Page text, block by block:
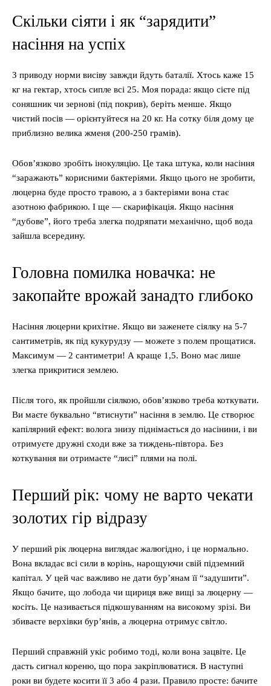
Скільки сіяти і як “зарядити”
насіння на успіх
З приводу норми висіву завжди йдуть баталії. Хтось каже 15
кг на гектар, хтось сипле всі 25. Моя порада: якщо сієте під
соняшник чи зернові (під покрив), беріть менше. Якщо
чистий посів — орієнтуйтеся на 20 кг. На сотку біля дому це
приблизно велика жменя (200-250 грамів).
Обов’язково зробіть інокуляцію. Це така штука, коли насіння
“заражають” корисними бактеріями. Якщо цього не зробити,
люцерна буде просто травою, а з бактеріями вона стає
азотною фабрикою. І ще — скарифікація. Якщо насіння
“дубове”, його треба злегка подряпати механічно, щоб вода
зайшла всередину.
Головна помилка новачка: не
закопайте врожай занадто глибоко
Насіння люцерни крихітне. Якщо ви заженете сіялку на 5-7
сантиметрів, як під кукурудзу — можете з полем прощатися.
Максимум — 2 сантиметри! А краще 1,5. Воно має лише
злегка прикритися землею.
Після того, як пройшли сіялкою, обов’язково треба коткувати.
Ви маєте буквально “втиснути” насіння в землю. Це створює
капілярний ефект: волога знизу піднімається до насінини, і ви
отримуєте дружні сходи вже за тиждень-півтора. Без
коткування ви отримаєте “лисі” плями на полі.
Перший рік: чому не варто чекати
золотих гір відразу
У перший рік люцерна виглядає жалюгідно, і це нормально.
Вона вкладає всі сили в корінь, нарощуючи свій підземний
капітал. У цей час важливо не дати бур’янам її “задушити”.
Якщо бачите, що лобода чи щириця вже вищі за люцерну —
косіть. Це називається підкошуванням на високому зрізі. Ви
збиваєте верхівки бур’янів, а люцерна отримує світло.
Перший справжній укіс робимо тоді, коли вона зацвіте. Це
дасть сигнал кореню, що пора закріплюватися. В наступні
роки ви будете косити її 3 або 4 рази. Правило просте: бачите